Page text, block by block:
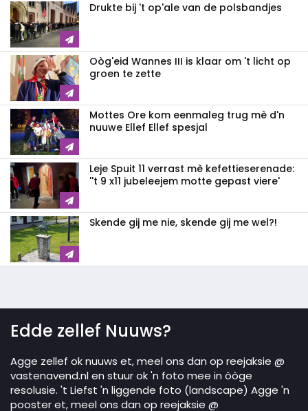
Drukte bij 't op'ale van de polsbandjes
Oòg'eid Wannes III is klaar om 't licht op
groen te zette
Mottes Ore kom eenmaleg trug mè d'n
nuuwe Ellef Ellef spesjal
Leje Spuit 11 verrast mè kefettieserenade:
''t 9 x11 jubeleejem motte gepast viere'
Skende gij me nie, skende gij me wel?!
Edde zellef Nuuws?
Agge zellef ok nuuws et, meel ons dan op reejaksie @
vastenavend.nl en stuur ok 'n foto mee in òòge
resolusie. 't Liefst 'n liggende foto (landscape) Agge 'n
pooster et, meel ons dan op reejaksie @